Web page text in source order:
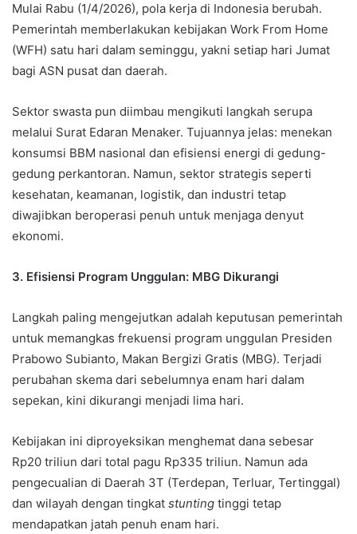
Mulai Rabu (1/4/2026), pola kerja di Indonesia berubah.
Pemerintah memberlakukan kebijakan Work From Home
(WFH) satu hari dalam seminggu, yakni setiap hari Jumat
bagi ASN pusat dan daerah.
Sektor swasta pun diimbau mengikuti langkah serupa
melalui Surat Edaran Menaker. Tujuannya jelas: menekan
konsumsi BBM nasional dan efisiensi energi di gedung-
gedung perkantoran. Namun, sektor strategis seperti
kesehatan, keamanan, logistik, dan industri tetap
diwajibkan beroperasi penuh untuk menjaga denyut
ekonomi.
3. Efisiensi Program Unggulan: MBG Dikurangi
Langkah paling mengejutkan adalah keputusan pemerintah
untuk memangkas frekuensi program unggulan Presiden
Prabowo Subianto, Makan Bergizi Gratis (MBG). Terjadi
perubahan skema dari sebelumnya enam hari dalam
sepekan, kini dikurangi menjadi lima hari.
Kebijakan ini diproyeksikan menghemat dana sebesar
Rp20 triliun dari total pagu Rp335 triliun. Namun ada
pengecualian di Daerah 3T (Terdepan, Terluar, Tertinggal)
dan wilayah dengan tingkat stunting tinggi tetap
mendapatkan jatah penuh enam hari.